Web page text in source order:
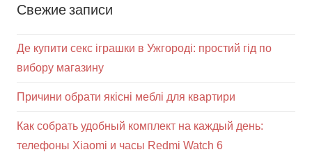
Свежие записи
Де купити секс іграшки в Ужгороді: простий гід по
вибору магазину
Причини обрати якісні меблі для квартири
Как собрать удобный комплект на каждый день:
телефоны Xiaomi и часы Redmi Watch 6